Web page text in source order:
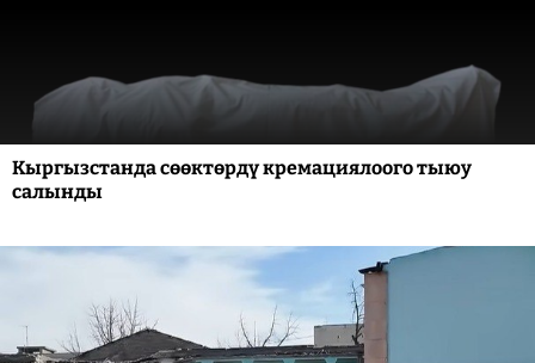
Кыргызстанда сөөктөрдү кремациялоого тыюу
салынды